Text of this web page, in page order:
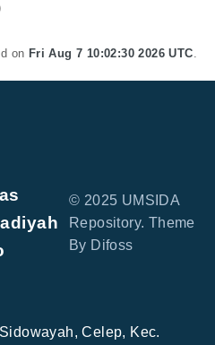
on Fri Aug 7 10:02:30 2026 UTC.
© 2025 UMSIDA
Repository. Theme
By Difoss
Celep, Kec.